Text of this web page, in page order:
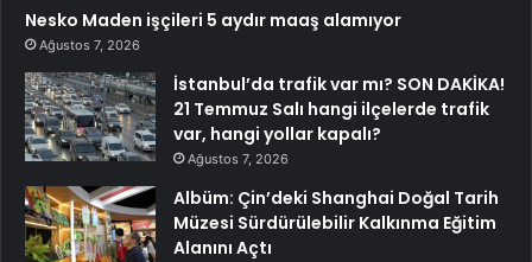
Nesko Maden işçileri 5 aydır maaş alamıyor
Ağustos 7, 2026
İstanbul’da trafik var mı? SON DAKİKA!
21 Temmuz Salı hangi ilçelerde trafik
var, hangi yollar kapalı?
Ağustos 7, 2026
Albüm: Çin’deki Shanghai Doğal Tarih
Müzesi Sürdürülebilir Kalkınma Eğitim
Alanını Açtı